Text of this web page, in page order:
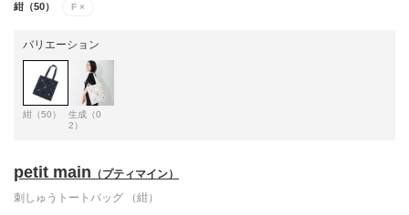
紺（50） F ×
バリエーション
紺（50）
生成（0
2）
petit main （プティマイン）
刺しゅうトートバッグ （紺）